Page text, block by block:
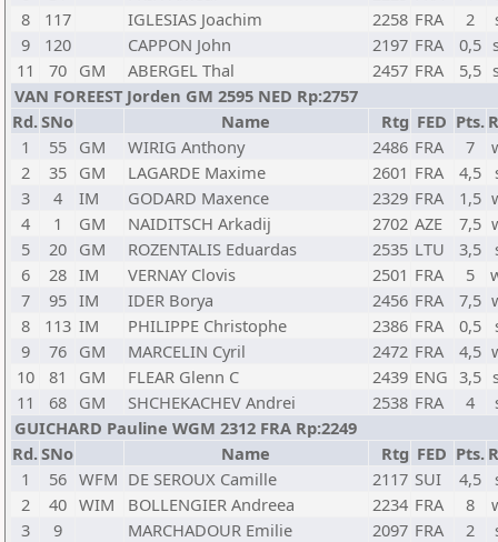
8
117 IGLESIAS Joachim 2258 FRA 2
9
120 CAPPON John 2197 FRA 0,5
11
70 GM ABERGEL Thal 2457 FRA 5,5
VAN FOREEST Jorden GM 2595 NED Rp:2757
Rd.SNo Name Rtg FED Pts.
1
55 GM WIRIG Anthony 2486 FRA 7
2
35 GM LAGARDE Maxime 2601 FRA 4,5
3
4 IM GODARD Maxence 2329 FRA 1,5
4
1 GM NAIDITSCH Arkadij 2702 AZE 7,5
5
20 GM ROZENTALIS Eduardas 2535 LTU 3,5
6
28 IM VERNAY Clovis 2501 FRA 5
7
95 IM IDER Borya 2456 FRA 7,5
8
113 IM PHILIPPE Christophe 2386 FRA 0,5
9
76 GM MARCELIN Cyril 2472 FRA 4,5
10
81 GM FLEAR Glenn C 2439 ENG 3,5
11
68 GM SHCHEKACHEV Andrei 2538 FRA 4
GUICHARD Pauline WGM 2312 FRA Rp:2249
Rd.SNo Name Rtg FED Pts.
1
56 WFM DE SEROUX Camille 2117 SUI 4,5
2
40 WIM BOLLENGIER Andreea 2234 FRA 8
3
9 MARCHADOUR Emilie 2097 FRA 2